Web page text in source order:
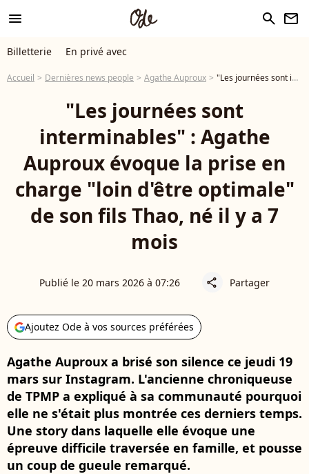
menu search newsletter
Billetterie En privé avec
Accueil Dernières news people Agathe Auproux "Les journées sont interminables" : Agathe Auproux évoque la prise en charge "loin d'être optimale" de son fils Thao, né il y a 7 mois
"Les journées sont
interminables" : Agathe
Auproux évoque la prise en
charge "loin d'être optimale"
de son fils Thao, né il y a 7
mois
Publié le 20 mars 2026 à 07:26 share Partager
Ajoutez Ode à vos sources préférées
Agathe Auproux a brisé son silence ce jeudi 19
mars sur Instagram. L'ancienne chroniqueuse
de TPMP a expliqué à sa communauté pourquoi
elle ne s'était plus montrée ces derniers temps.
Une story dans laquelle elle évoque une
épreuve difficile traversée en famille, et pousse
un coup de gueule remarqué.